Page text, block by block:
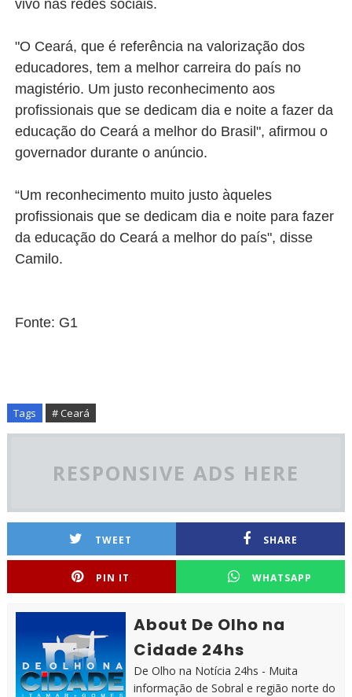
vivo nas redes sociais.
"O Ceará, que é referência na valorização dos
educadores, tem a melhor carreira do país no
magistério. Um justo reconhecimento aos
profissionais que se dedicam dia e noite a fazer da
educação do Ceará a melhor do Brasil", afirmou o
governador durante o anúncio.
“Um reconhecimento muito justo àqueles
profissionais que se dedicam dia e noite para fazer
da educação do Ceará a melhor do país", disse
Camilo.
Fonte: G1
Tags # Ceará
RESPONSIVE ADS HERE
TWEET SHARE
PIN IT WHATSAPP
About De Olho na
Cidade 24hs
De Olho na Notícia 24hs - Muita
informação de Sobral e região norte do